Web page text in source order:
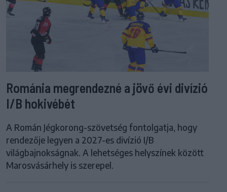
Románia megrendezné a jövő évi divízió
I/B hokivébét
A Román Jégkorong-szövetség fontolgatja, hogy
rendezője legyen a 2027-es divízió I/B
világbajnokságnak. A lehetséges helyszínek között
Marosvásárhely is szerepel.